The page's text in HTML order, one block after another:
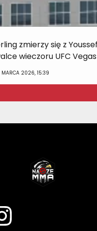
zmierzy się z
wieczoru UFC Vegas
MARCA 2026, 15:39